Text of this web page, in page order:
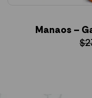
Manaos –
$